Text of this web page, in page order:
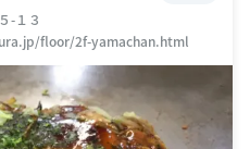
-１３
floor/2f-yamachan.html